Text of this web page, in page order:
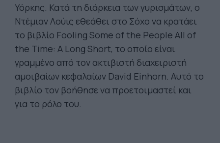
Υόρκης. Κατά τη διάρκεια των γυρισμάτων, ο
Ντέμιαν Λούις εθεάθει στο Σόχο να κρατάει
το βιβλίο Fooling Some of the People All of
the Time: A Long Short, το οποίο είναι
γραμμένο από τον ακτιβιστή διαχειριστή
αμοιβαίων κεφαλαίων David Einhorn. Αυτό το
βιβλίο τον βοήθησε να προετοιμαστεί και
για το ρόλο του.